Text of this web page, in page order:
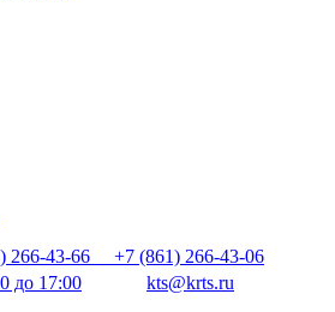
266-43-66
+7 (861) 266-43-06
до 17:00
kts@krts.ru